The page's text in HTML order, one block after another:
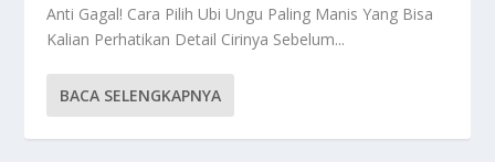
Anti Gagal! Cara Pilih Ubi Ungu Paling Manis Yang Bisa
Kalian Perhatikan Detail Cirinya Sebelum...
BACA SELENGKAPNYA